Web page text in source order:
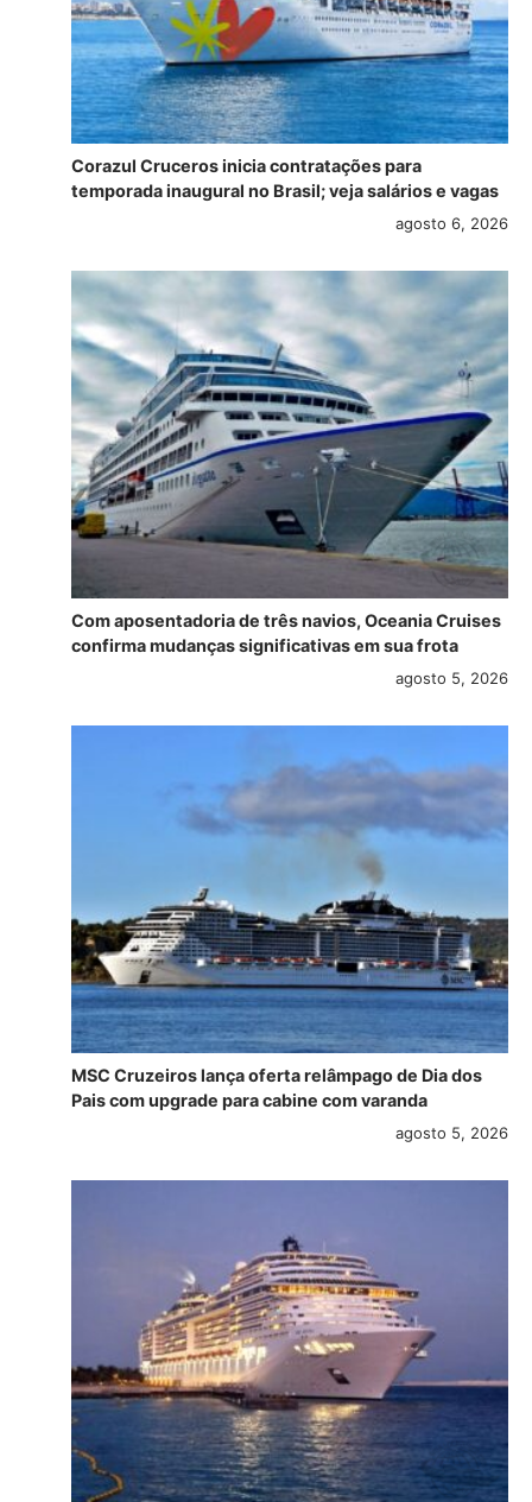
Corazul Cruceros inicia contratações para
temporada inaugural no Brasil; veja salários e vagas
agosto 6, 2026
Com aposentadoria de três navios, Oceania Cruises
confirma mudanças significativas em sua frota
agosto 5, 2026
MSC Cruzeiros lança oferta relâmpago de Dia dos
Pais com upgrade para cabine com varanda
agosto 5, 2026